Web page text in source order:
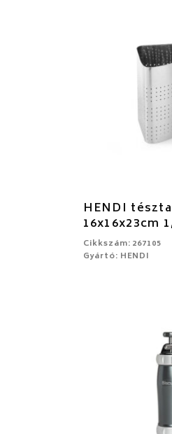
HENDI
16x16x23cm
Cikkszám: 267105
Gyártó: HENDI